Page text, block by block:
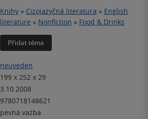
Knihy » Cizojazyčná literatura » English
literature » Nonfiction » Food & Drinks
Přidat téma
neuveden
199 x 252 x 29
3.10.2008
9780718148621
pevná vazba